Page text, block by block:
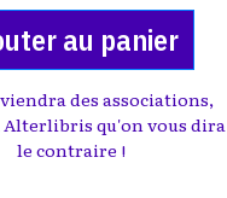
au panier
des associations,
Alterlibris qu'on vous dira
le contraire !